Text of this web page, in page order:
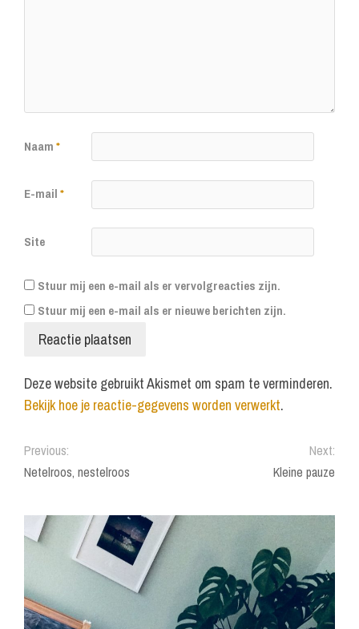
Naam*
E-mail*
Site
Stuur mij een e-mail als er vervolgreacties zijn.
Stuur mij een e-mail als er nieuwe berichten zijn.
Deze website gebruikt Akismet om spam te verminderen.
Bekijk hoe je reactie-gegevens worden verwerkt.
Previous:
Netelroos, nestelroos
Next:
Kleine pauze